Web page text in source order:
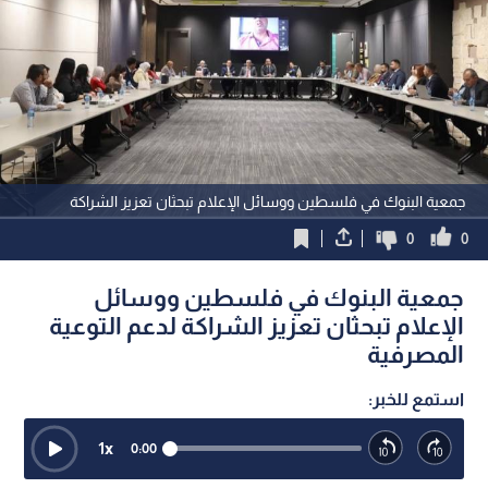
جمعية البنوك في فلسطين ووسائل الإعلام تبحثان تعزيز الشراكة
0
0
جمعية البنوك في فلسطين ووسائل
الإعلام تبحثان تعزيز الشراكة لدعم التوعية
المصرفية
استمع للخبر:
0:00
1x